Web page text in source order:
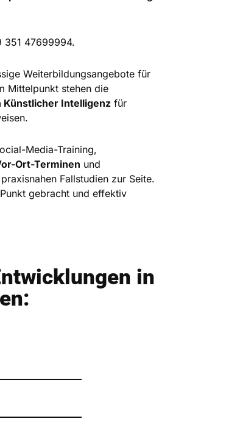
351 47699994.
Weiterbildungsangebote für
Mittelpunkt stehen die
Künstlicher Intelligenz für
Media-Training,
Ort-Terminen und
Fallstudien zur Seite.
gebracht und effektiv
in